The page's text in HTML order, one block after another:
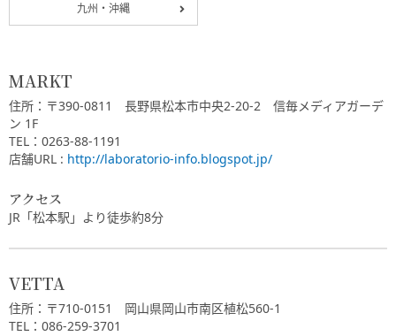
九州・沖縄
MARKT
住所：〒390-0811 長野県松本市中央2-20-2 信毎メディアガーデ
ン 1F
TEL：0263-88-1191
店舗URL : http://laboratorio-info.blogspot.jp/
アクセス
JR「松本駅」より徒歩約8分
VETTA
住所：〒710-0151 岡山県岡山市南区植松560-1
TEL：086-259-3701